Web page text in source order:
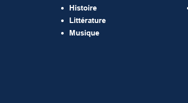
Histoire
Littérature
Musique